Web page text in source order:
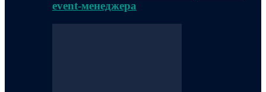
event-менеджера